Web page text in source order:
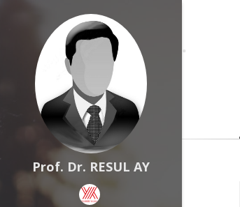
Prof. Dr. RESUL AY